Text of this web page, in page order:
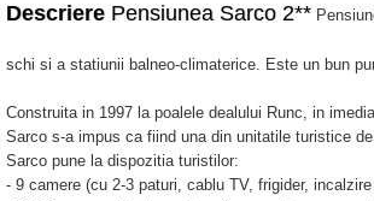
Descriere Pensiunea Sarco 2**
schi si a statiunii balneo-climaterice. Este un bun
Construita in 1997 la poalele dealului Runc, in
Sarco s-a impus ca fiind una din unitatile turistice
Sarco pune la dispozitia turistilor:
- 9 camere (cu 2-3 paturi, cablu TV, frigider,